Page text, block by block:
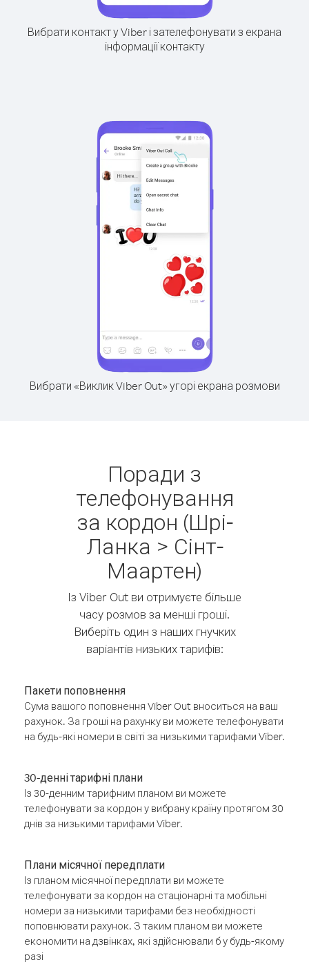
Вибрати контакт у Viber і зателефонувати з екрана
інформації контакту
Вибрати «Виклик Viber Out» угорі екрана розмови
Поради з
телефонування
за кордон (Шрі-
Ланка > Сінт-
Маартен)
Із Viber Out ви отримуєте більше
часу розмов за менші гроші.
Виберіть один з наших гнучких
варіантів низьких тарифів:
Пакети поповнення
Сума вашого поповнення Viber Out вноситься на ваш
рахунок. За гроші на рахунку ви можете телефонувати
на будь-які номери в світі за низькими тарифами Viber.
30-денні тарифні плани
Із 30-денним тарифним планом ви можете
телефонувати за кордон у вибрану країну протягом 30
днів за низькими тарифами Viber.
Плани місячної передплати
Із планом місячної передплати ви можете
телефонувати за кордон на стаціонарні та мобільні
номери за низькими тарифами без необхідності
поповнювати рахунок. З таким планом ви можете
економити на дзвінках, які здійснювали б у будь-якому
разі